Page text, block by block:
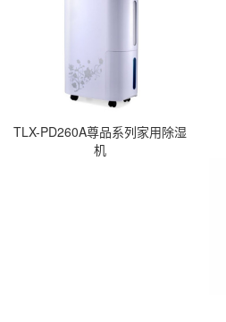
TLX-PD260A尊品系列家用除湿
机